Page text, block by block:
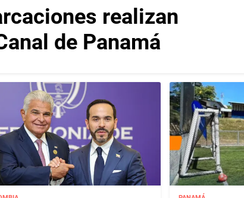
realizan
de Panamá